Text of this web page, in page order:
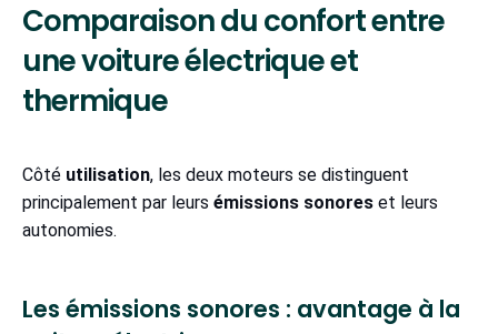
Comparaison du confort entre
une voiture électrique et
thermique
Côté utilisation, les deux moteurs se distinguent
principalement par leurs émissions sonores et leurs
autonomies.
Les émissions sonores : avantage à la